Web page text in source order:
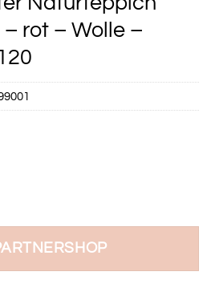
rot – Wolle –